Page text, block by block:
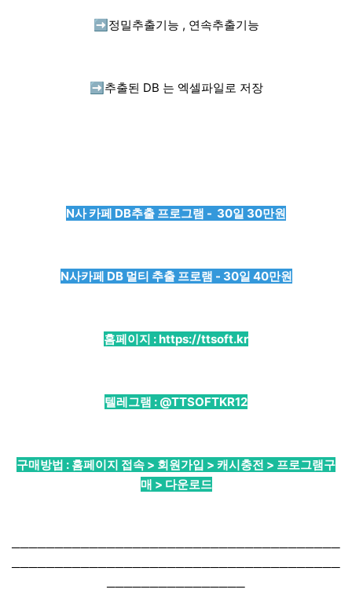
➡️ 정밀추출기능 , 연속추출기능
➡️ 추출된 DB 는 엑셀파일로 저장
N사 카페 DB추출 프로그램 - 30일 30만원
N사카페 DB 멀티 추출 프로램 - 30일 40만원
홈페이지 :https://ttsoft.kr
텔레그램 : @TTSOFTKR12
구매방법 : 홈페이지 접속 > 회원가입 > 캐시충전 > 프로그램구
매 > 다운로드
──────────────────────────────────────
──────────────────────────────────────
────────────────